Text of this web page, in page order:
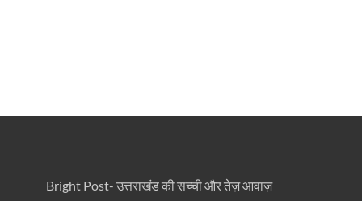
Bright Post- उत्तराखंड की सच्ची और तेज़ आवाज़